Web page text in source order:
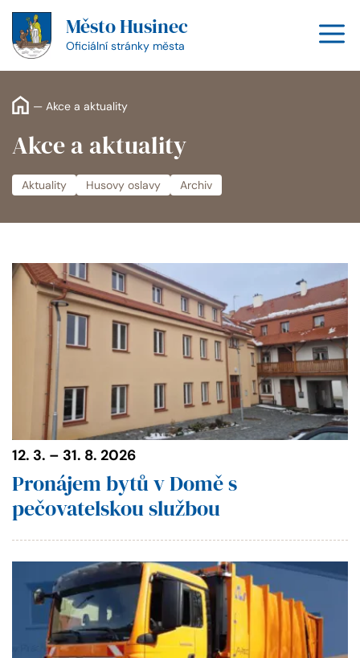
Přeskočit
obsah
Město Husinec
Oficiální stránky města
— Akce a aktuality
Akce a aktuality
Aktuality Husovy oslavy Archiv
12. 3. – 31. 8. 2026
Pronájem bytů v Domě s
pečovatelskou službou